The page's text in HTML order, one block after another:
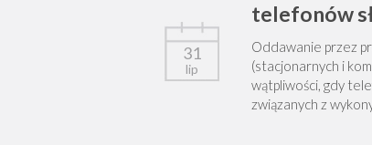
31
lip
telefonów
Oddawanie przez
(stacjonarnych i
wątpliwości, gdy
związanych z